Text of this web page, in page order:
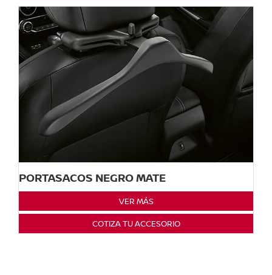
PORTASACOS NEGRO MATE
VER MÁS
COTIZA TU ACCESORIO